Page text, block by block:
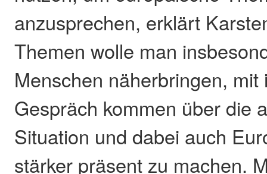
anzusprechen, erklärt
Themen wolle man
Menschen näherbringen, mit
Gespräch kommen über die
Situation und dabei auch
stärker präsent zu machen.